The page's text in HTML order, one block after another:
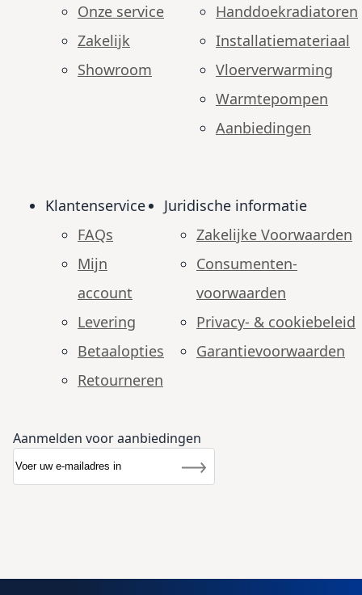
Onze service
Zakelijk
Showroom
Handdoekradiatoren
Installatiemateriaal
Vloerverwarming
Warmtepompen
Aanbiedingen
Klantenservice
FAQs
Mijn
account
Levering
Betaalopties
Retourneren
Juridische informatie
Zakelijke Voorwaarden
Consumenten­
voorwaarden
Privacy- & cookiebeleid
Garantie­voorwaarden
Aanmelden voor aanbiedingen
Nieuwsbrief
Inschrijven